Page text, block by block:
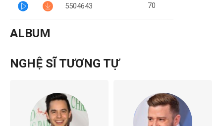
5504643 70
ALBUM
NGHỆ SĨ TƯƠNG TỰ